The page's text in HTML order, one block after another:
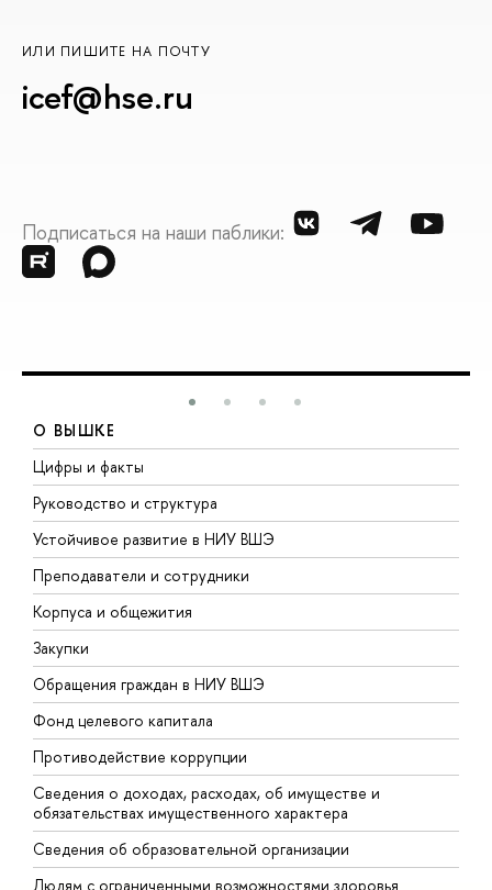
ИЛИ ПИШИТЕ НА ПОЧТУ
icef@hse.ru
Подписаться на наши паблики:
О ВЫШКЕ
Цифры и факты
Руководство и структура
Устойчивое развитие в НИУ ВШЭ
Преподаватели и сотрудники
Корпуса и общежития
Закупки
Обращения граждан в НИУ ВШЭ
Фонд целевого капитала
Противодействие коррупции
Сведения о доходах, расходах, об имуществе и
обязательствах имущественного характера
Сведения об образовательной организации
Людям с ограниченными возможностями здоровья